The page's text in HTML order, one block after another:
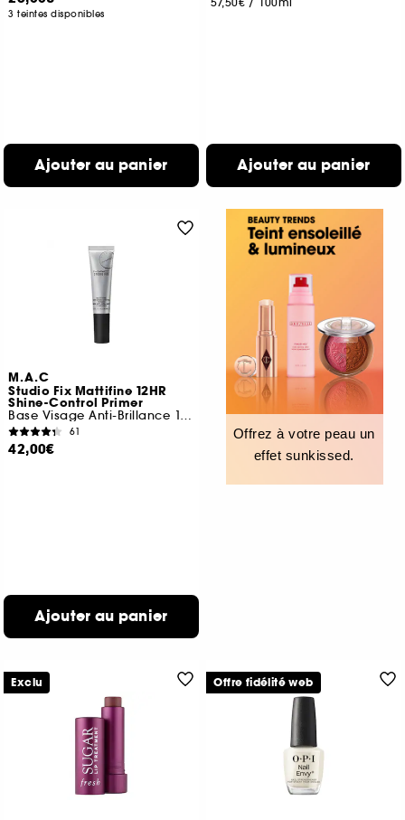
3 teintes disponibles
Ajouter au panier Ajouter au panier
M.A.C
Studio Fix Mattifine 12HR
Shine-Control Primer
Base Visage Anti-Brillance 12h
61
42,00€
Ajouter au panier
Offrez à votre peau un
effet sunkissed.
Exclu Offre fidélité web